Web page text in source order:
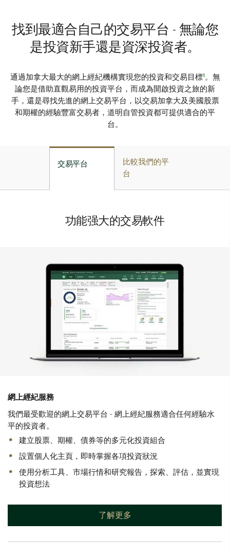
找到最適合自己的交易平台 - 無論您
是投資新手還是資深投資者。
通過加拿大最大的網上經紀機構實現您的投資和交易目標1 。無
論您是借助直觀易用的投資平台，而成為開啟投資之旅的新
手，還是尋找先進的網上交易平台，以交易加拿大及美國股票
和期權的經驗豐富交易者，道明自管投資都可提供適合的平
台。
交易平台
比較我們的平
台
功能强大的交易軟件
網上經紀服務
我們最受歡迎的網上交易平台 - 網上經紀服務適合任何經驗水
平的投資者。
建立股票、期權、債券等的多元化投資組合
設置個人化主頁，即時掌握各項投資狀況
使用分析工具、市場行情和研究報告，探索、評估，並實現
投資想法
了解更多